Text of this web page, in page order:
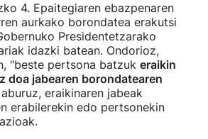
4. Epaitegiaren ebazpenaren
aurkako borondatea erakutsi
Presidentetzarako
idazki batean. Ondorioz,
"beste pertsona batzuk eraikin
doa jabearen borondatearen
eraikinaren jabeak
erabilerekin edo pertsonekin